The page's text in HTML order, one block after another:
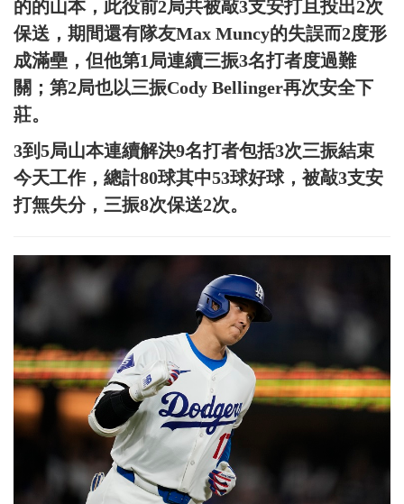
的的山本，此役前2局共被敲3支安打且投出2次
保送，期間還有隊友Max Muncy的失誤而2度形
成滿壘，但他第1局連續三振3名打者度過難
關；第2局也以三振Cody Bellinger再次安全下
莊。
3到5局山本連續解決9名打者包括3次三振結束
今天工作，總計80球其中53球好球，被敲3支安
打無失分，三振8次保送2次。